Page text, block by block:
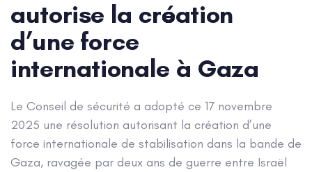
autorise la création
d’une force
internationale à Gaza
Le Conseil de sécurité a adopté ce 17 novembre
2025 une résolution autorisant la création d’une
force internationale de stabilisation dans la bande de
Gaza, ravagée par deux ans de guerre entre Israël